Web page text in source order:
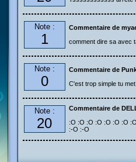
Note :
1
Commentaire de
comment dire sa avec
Note :
0
Commentaire de
C'est trop simple tu
Note :
20
Commentaire de
:O :O :O :O :O :O :O
:-O :-O